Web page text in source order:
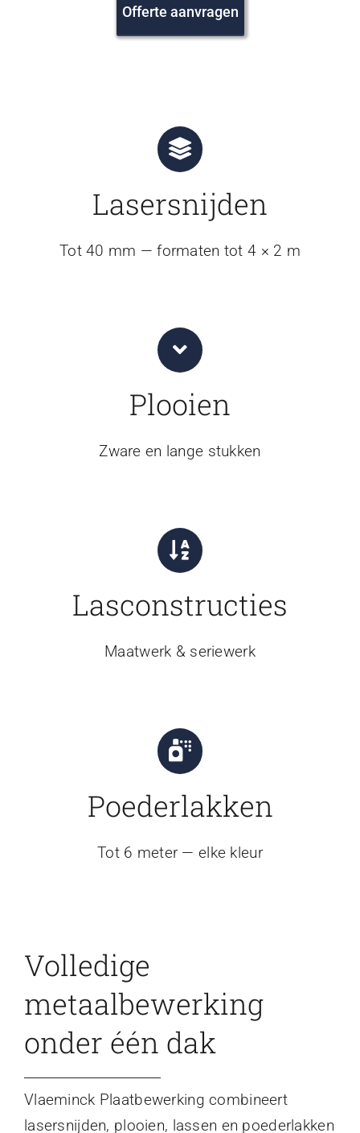
Offerte aanvragen
Lasersnijden
Tot 40 mm — formaten tot 4 × 2 m
Plooien
Zware en lange stukken
Lasconstructies
Maatwerk & seriewerk
Poederlakken
Tot 6 meter — elke kleur
Volledige
metaalbewerking
onder één dak
Vlaeminck Plaatbewerking combineert
lasersnijden, plooien, lassen en poederlakken